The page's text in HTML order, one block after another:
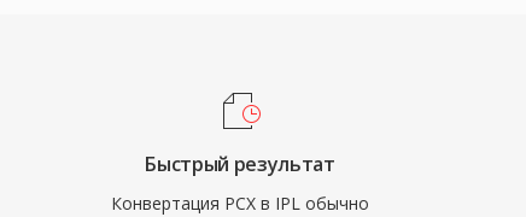
Быстрый результат
Конвертация PCX в IPL обычно